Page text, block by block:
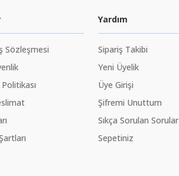
Sözleşmesi
Yardım
Sipariş Takibi
Yeni Üyelik
Üye Girişi
Şifremi Unuttum
Sıkça Sorulan Sorular
Sepetiniz